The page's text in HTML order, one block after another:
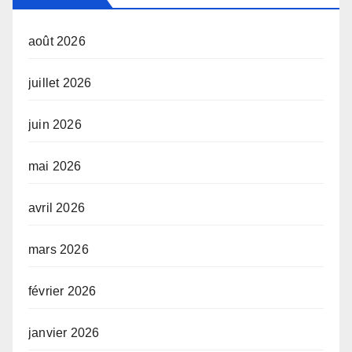
août 2026
juillet 2026
juin 2026
mai 2026
avril 2026
mars 2026
février 2026
janvier 2026